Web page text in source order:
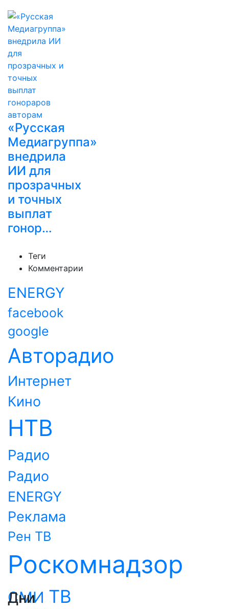
«Русская
Медиагруппа»
внедрила
ИИ для
прозрачных
и точных
выплат
гонор…
Теги
Комментарии
ENERGY
facebook
google
Авторадио
Интернет
Кино
НТВ
Радио
Радио
ENERGY
Реклама
Рен ТВ
Роскомнадзор
СМИ ТВ
Дни